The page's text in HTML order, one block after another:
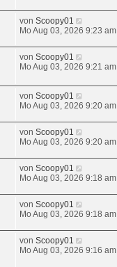
von Scoopy01
Mo Aug 03, 2026 9:23 am
von Scoopy01
Mo Aug 03, 2026 9:21 am
von Scoopy01
Mo Aug 03, 2026 9:20 am
von Scoopy01
Mo Aug 03, 2026 9:20 am
von Scoopy01
Mo Aug 03, 2026 9:18 am
von Scoopy01
Mo Aug 03, 2026 9:18 am
von Scoopy01
Mo Aug 03, 2026 9:16 am